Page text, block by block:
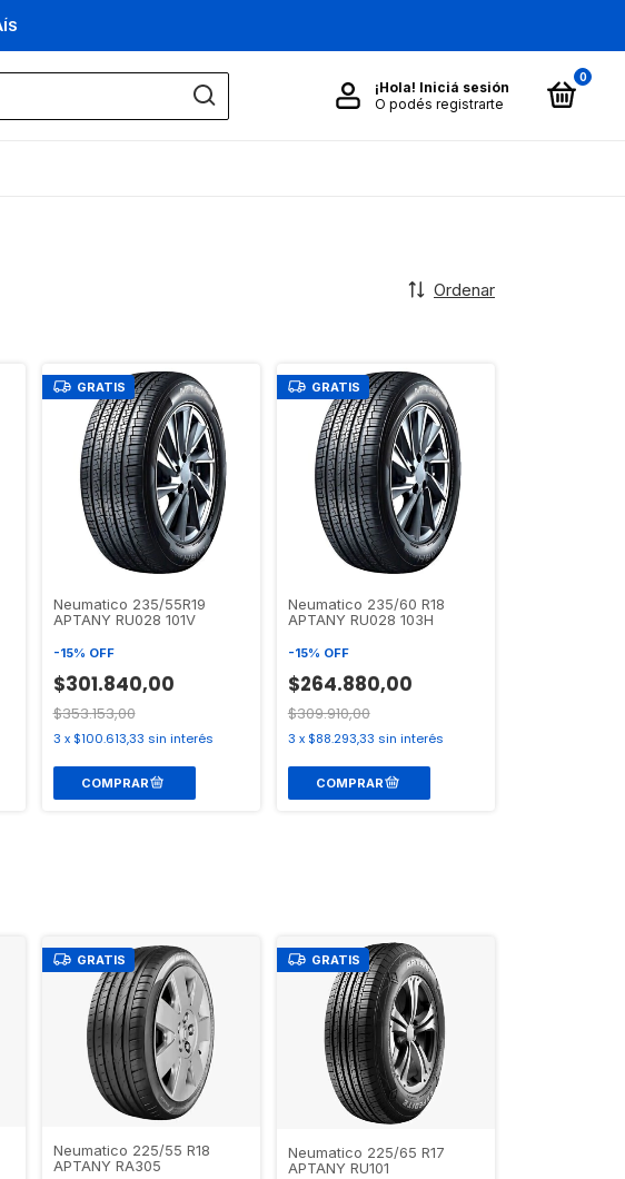
¡Hola! Iniciá sesión
O podés registrarte
0
Ordenar
GRATIS
Neumatico 235/55R19
APTANY RU028 101V
-15% OFF
$301.840,00
$353.153,00
3 x $100.613,33 sin interés
GRATIS
Neumatico 235/60 R18
APTANY RU028 103H
-15% OFF
$264.880,00
$309.910,00
3 x $88.293,33 sin interés
GRATIS
Neumatico 225/55 R18
APTANY RA305
GRATIS
Neumatico 225/65 R17
APTANY RU101